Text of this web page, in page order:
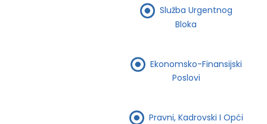
Služba Urgentnog
Bloka
Ekonomsko-Finansijski
Poslovi
Pravni, Kadrovski I Opći